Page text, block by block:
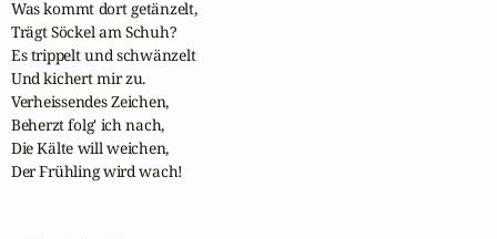
Was kommt dort getänzelt,
Trägt Söckel am Schuh?
Es trippelt und schwänzelt
Und kichert mir zu.
Verheissendes Zeichen,
Beherzt folg' ich nach,
Die Kälte will weichen,
Der Frühling wird wach!